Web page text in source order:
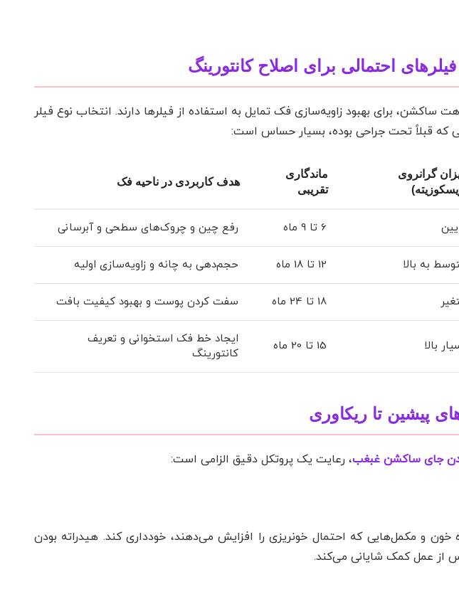
احتمالی برای اصلاح کانتورینگ
ساکشن، برای بهبود زاویه‌سازی فک تمایل به استفاده از فیلرها دارند. انتخاب نوع فیلر
که قبلاً تحت جراحی بوده، بسیار حساس است:
گرانروی
ماندگاری
تقریبی
هدف کاربردی در ناحیه فک
6 تا 9 ماه رفع چین و چروک‌های سطحی و آبرسانی
به بالا 12 تا 18 ماه حجم‌دهی به چانه و زاویه‌سازی اولیه
18 تا 24 ماه سفت کردن پوست و بهبود کیفیت بافت
بالا 15 تا 20 ماه
ایجاد خط فک استخوانی و تعریف
کانتورینگ
پیشین تا ریکاوری
جای ساکشن غبغب، رعایت یک پروتکل دقیق الزامی است:
خون و مکمل‌هایی که احتمال خونریزی را افزایش می‌دهند، خودداری کند. هیدراته بودن
از عمل کمک شایانی می‌کند.